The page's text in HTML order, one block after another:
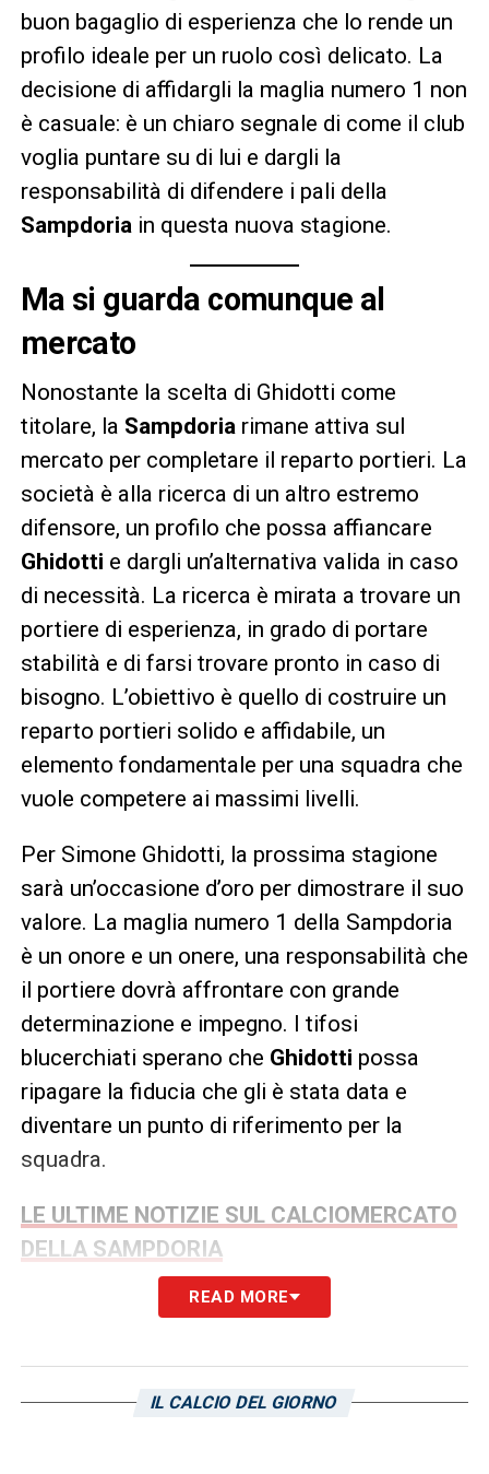
buon bagaglio di esperienza che lo rende un
profilo ideale per un ruolo così delicato. La
decisione di affidargli la maglia numero 1 non
è casuale: è un chiaro segnale di come il club
voglia puntare su di lui e dargli la
responsabilità di difendere i pali della
Sampdoria in questa nuova stagione.
Ma si guarda comunque al
mercato
Nonostante la scelta di Ghidotti come
titolare, la Sampdoria rimane attiva sul
mercato per completare il reparto portieri. La
società è alla ricerca di un altro estremo
difensore, un profilo che possa affiancare
Ghidotti e dargli un’alternativa valida in caso
di necessità. La ricerca è mirata a trovare un
portiere di esperienza, in grado di portare
stabilità e di farsi trovare pronto in caso di
bisogno. L’obiettivo è quello di costruire un
reparto portieri solido e affidabile, un
elemento fondamentale per una squadra che
vuole competere ai massimi livelli.
Per Simone Ghidotti, la prossima stagione
sarà un’occasione d’oro per dimostrare il suo
valore. La maglia numero 1 della Sampdoria
è un onore e un onere, una responsabilità che
il portiere dovrà affrontare con grande
determinazione e impegno. I tifosi
blucerchiati sperano che Ghidotti possa
ripagare la fiducia che gli è stata data e
diventare un punto di riferimento per la
squadra.
LE ULTIME NOTIZIE SUL CALCIOMERCATO
DELLA SAMPDORIA
LA PLAYLIST DELLE NOSTRE TOP NEWS
READ MORE
IL CALCIO DEL GIORNO